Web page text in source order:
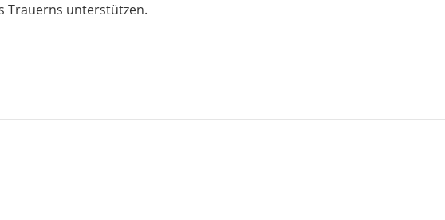
Trauerns unterstützen.